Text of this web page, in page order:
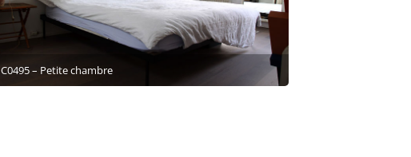
C0495 – Petite chambre